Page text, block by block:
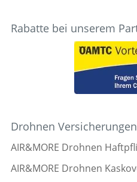
Rabatte bei unserem
Drohnen
AIR&MORE Drohnen
AIR&MORE Drohnen